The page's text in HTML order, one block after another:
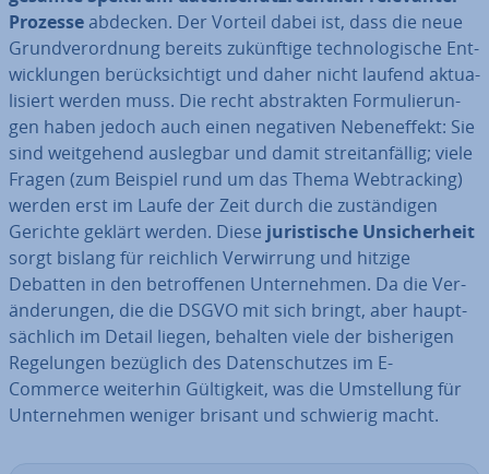
Prozesseabdecken. Der Vorteil dabei ist, dass die neue
Grund­ver­ord­nung bereits zu­künf­ti­ge tech­no­lo­gi­sche Ent­
wick­lun­gen be­rück­sich­tigt und daher nicht laufend ak­tua­
li­siert werden muss. Die recht abs­trak­ten For­mu­lie­run­
gen haben jedoch auch einen negativen Ne­ben­ef­fekt: Sie
sind weit­ge­hend auslegbar und damit streit­an­fäl­lig; viele
Fragen (zum Beispiel rund um das Thema Web­track­ing)
werden erst im Laufe der Zeit durch die zu­stän­di­gen
Gerichte geklärt werden. Diese ju­ris­ti­sche Un­si­cher­heit
sorgt bislang für reichlich Ver­wir­rung und hitzige
Debatten in den be­trof­fe­nen Un­ter­neh­men. Da die Ver­
än­de­run­gen, die die DSGVO mit sich bringt, aber haupt­
säch­lich im Detail liegen, behalten viele der bis­he­ri­gen
Re­ge­lun­gen bezüglich des Da­ten­schut­zes im E-
Commerce weiterhin Gül­tig­keit, was die Um­stel­lung für
Un­ter­neh­men weniger brisant und schwierig macht.